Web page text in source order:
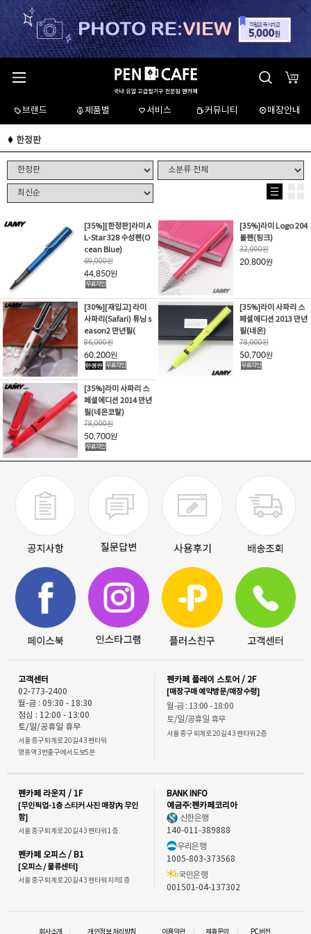
브랜드 제품별 서비스 커뮤니티 매장안내
한정판
[35%][한정판]라미 A
L-Star 328 수성펜(O
cean Blue)
69,000원
44,850원
[35%]라미 Logo 204
볼펜(핑크)
32,000원
20,800원
[30%][재입고]라미
사파리(Safari) 튜닝 s
eason2 만년필(
86,000원
60,200원
[35%]라미 사파리 스
페셜에디션 2013 만년
필(네온)
78,000원
50,700원
[35%]라미 사파리 스
페셜에디션 2014 만년
필(네온코랄)
78,000원
50,700원
고객센터
02-773-2400
월-금 : 09:30 - 18:30
점심 : 12:00 - 13:00
토/일/공휴일 휴무
서울 중구 퇴계로 20길 43 펜타워
명동역 3번출구에서 도보5분
펜카페 플레이 스토어 / 2F
[매장구매 예약방문/매장수령]
월-금 : 13:00 - 18:00
토/일/공휴일 휴무
서울 중구 퇴계로 20길 43 펜타워 2층
펜카페 라운지 / 1F
[무인픽업-1층 스티커 사진 매장內 무인
함]
서울 중구 퇴계로 20길 43 펜타워 1층
펜카페 오피스 / B1
[오피스 / 물류센터]
서울 중구 퇴계로 20길 43 펜타워 지하1층
BANK INFO
예금주:펜카페코리아
신한은행
140-011-389888
우리은행
1005-803-373568
국민은행
001501-04-137302
회사소개 개인정보 처리방침 이용약관 제휴문의 PC버전